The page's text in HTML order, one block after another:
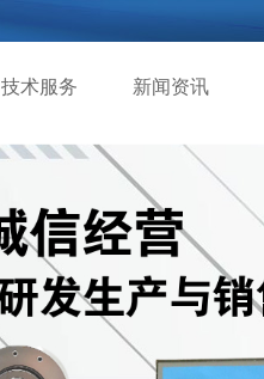
技术服务 新闻资讯